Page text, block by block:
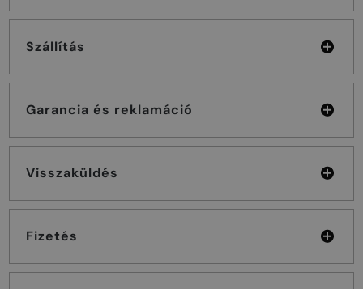
Szállítás
Garancia és reklamáció
Visszaküldés
Fizetés